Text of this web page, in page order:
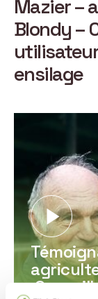
Mazier –
Blondy –
ensilage